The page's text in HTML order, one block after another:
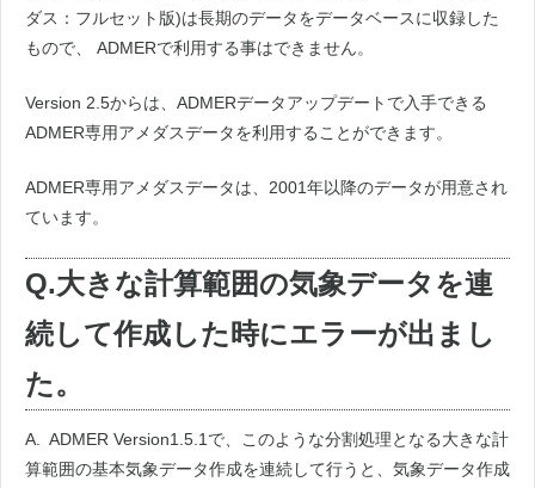
ダス：フルセット版)は長期のデータをデータベースに収録した
もので、 ADMERで利用する事はできません。
Version 2.5からは、ADMERデータアップデートで入手できる
ADMER専用アメダスデータを利用することができます。
ADMER専用アメダスデータは、2001年以降のデータが用意され
ています。
Q.大きな計算範囲の気象データを連
続して作成した時にエラーが出まし
た。
A. ADMER Version1.5.1で、このような分割処理となる大きな計
算範囲の基本気象データ作成を連続して行うと、気象データ作成